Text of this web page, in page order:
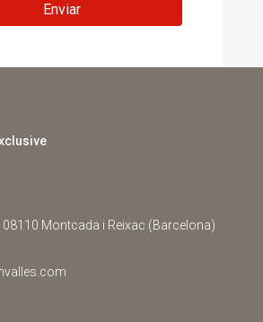
Enviar
08110 Montcada i Reixac (Barcelona)